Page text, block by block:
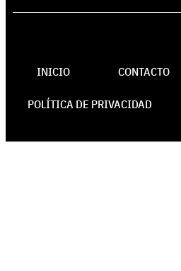
INICIO CONTACTO
POLÍTICA DE PRIVACIDAD